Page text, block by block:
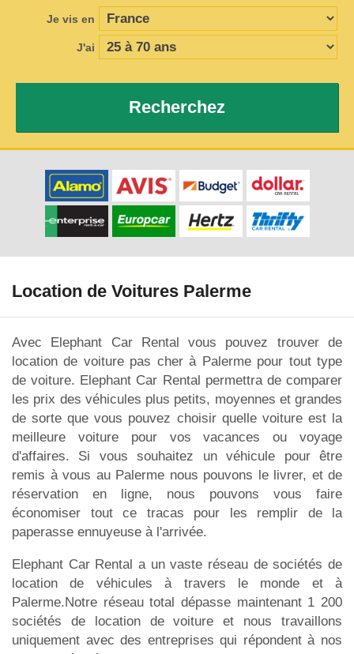
Je vis en
J'ai
Recherchez
Location de Voitures Palerme
Avec Elephant Car Rental vous pouvez trouver de
location de voiture pas cher à Palerme pour tout type
de voiture. Elephant Car Rental permettra de comparer
les prix des véhicules plus petits, moyennes et grandes
de sorte que vous pouvez choisir quelle voiture est la
meilleure voiture pour vos vacances ou voyage
d'affaires. Si vous souhaitez un véhicule pour être
remis à vous au Palerme nous pouvons le livrer, et de
réservation en ligne, nous pouvons vous faire
économiser tout ce tracas pour les remplir de la
paperasse ennuyeuse à l'arrivée.
Elephant Car Rental a un vaste réseau de sociétés de
location de véhicules à travers le monde et à
Palerme.Notre réseau total dépasse maintenant 1 200
sociétés de location de voiture et nous travaillons
uniquement avec des entreprises qui répondent à nos